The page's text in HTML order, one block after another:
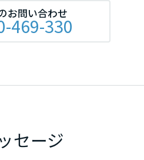
お問い合わせ
469-330
セージ